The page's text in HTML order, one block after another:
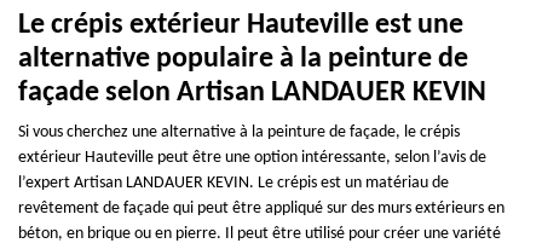
Le crépis extérieur Hauteville est une
alternative populaire à la peinture de
façade selon Artisan LANDAUER KEVIN
Si vous cherchez une alternative à la peinture de façade, le crépis
extérieur Hauteville peut être une option intéressante, selon l’avis de
l’expert Artisan LANDAUER KEVIN. Le crépis est un matériau de
revêtement de façade qui peut être appliqué sur des murs extérieurs en
béton, en brique ou en pierre. Il peut être utilisé pour créer une variété